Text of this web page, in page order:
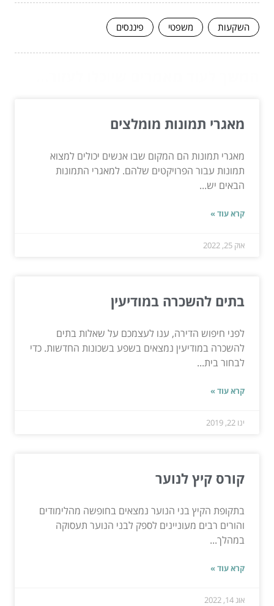
השקעות משפטי פיננסים
מאגרי תמונות מומלצים
מאגרי תמונות הם המקום שבו אנשים יכולים למצוא
תמונות עבור הפרויקטים שלהם. למאגרי התמונות
הבאים יש...
קרא עוד »
אוק 25, 2022
בתים להשכרה במודיעין
לפני חיפוש הדירה, ענו לעצמכם על שאלות בתים
להשכרה במודיעין נמצאים בשפע בשכונות החדשות. כדי
לבחור בית...
קרא עוד »
ינו 22, 2019
קורס קיץ לנוער
בתקופת הקיץ בני הנוער נמצאים בחופשה מהלימודים
והורים רבים מעוניינים לספק לבני הנוער תעסוקה
במהלך...
קרא עוד »
אוג 14, 2022